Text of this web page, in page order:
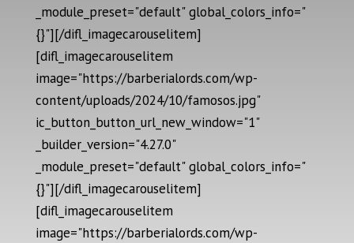
_module_preset="default" global_colors_info="
{}"][/difl_imagecarouselitem]
[difl_imagecarouselitem
image="https://barberialords.com/wp-
content/uploads/2024/10/famosos.jpg"
ic_button_button_url_new_window="1"
_builder_version="4.27.0"
_module_preset="default" global_colors_info="
{}"][/difl_imagecarouselitem]
[difl_imagecarouselitem
image="https://barberialords.com/wp-